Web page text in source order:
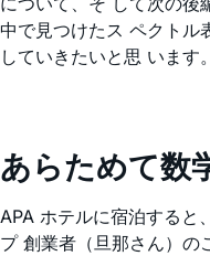
中で見つけたス ペクトル
していきたいと思 います。
あらためて数
APA ホテルに宿泊すると
プ 創業者（旦那さん）の